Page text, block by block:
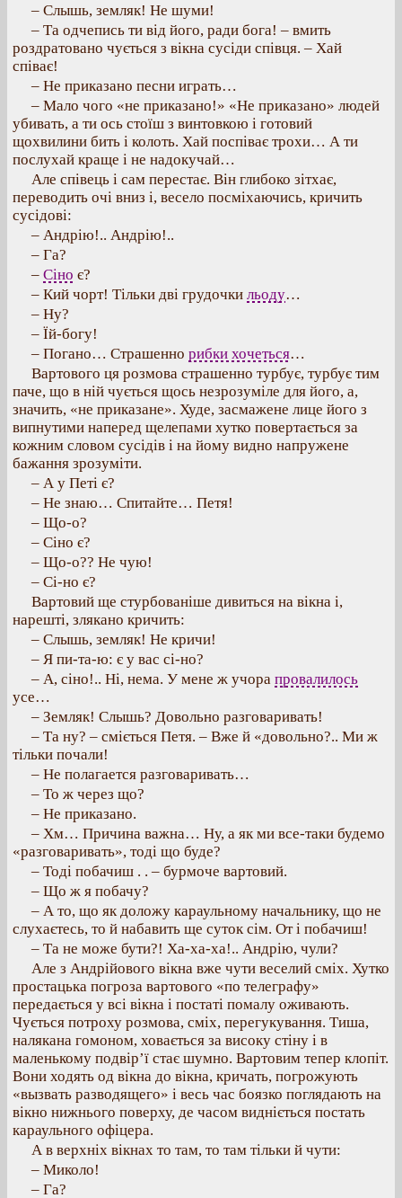
– Слышь, земляк! Не шуми!
– Та одчепись ти від його, ради бога! – вмить
роздратовано чується з вікна сусіди співця. – Хай
співає!
– Не приказано песни играть…
– Мало чого «не приказано!» «Не приказано» людей
убивать, а ти ось стоїш з винтовкою і готовий
щохвилини бить і колоть. Хай поспіває трохи… А ти
послухай краще і не надокучай…
Але співець і сам перестає. Він глибоко зітхає,
переводить очі вниз і, весело посміхаючись, кричить
сусідові:
– Андрію!.. Андрію!..
– Га?
– Сіно є?
– Кий чорт! Тільки дві грудочки льоду…
– Ну?
– Їй-богу!
– Погано… Страшенно рибки хочеться…
Вартового ця розмова страшенно турбує, турбує тим
паче, що в ній чується щось незрозуміле для його, а,
значить, «не приказане». Худе, засмажене лице його з
випнутими наперед щелепами хутко повертається за
кожним словом сусідів і на йому видно напружене
бажання зрозуміти.
– А у Петі є?
– Не знаю… Спитайте… Петя!
– Що-о?
– Сіно є?
– Що-о?? Не чую!
– Сі-но є?
Вартовий ще стурбованіше дивиться на вікна і,
нарешті, злякано кричить:
– Слышь, земляк! Не кричи!
– Я пи-та-ю: є у вас сі-но?
– А, сіно!.. Ні, нема. У мене ж учора провалилось
усе…
– Земляк! Слышь? Довольно разговаривать!
– Та ну? – сміється Петя. – Вже й «довольно?.. Ми ж
тільки почали!
– Не полагается разговаривать…
– То ж через що?
– Не приказано.
– Хм… Причина важна… Ну, а як ми все-таки будемо
«разговаривать», тоді що буде?
– Тоді побачиш . . – бурмоче вартовий.
– Що ж я побачу?
– А то, що як доложу караульному начальнику, що не
слухаєтесь, то й набавить ще суток сім. От і побачиш!
– Та не може бути?! Ха-ха-ха!.. Андрію, чули?
Але з Андрійового вікна вже чути веселий сміх. Хутко
простацька погроза вартового «по телеграфу»
передається у всі вікна і постаті помалу оживають.
Чується потроху розмова, сміх, перегукування. Тиша,
налякана гомоном, ховається за високу стіну і в
маленькому подвір’ї стає шумно. Вартовим тепер клопіт.
Вони ходять од вікна до вікна, кричать, погрожують
«вызвать разводящего» і весь час боязко поглядають на
вікно нижнього поверху, де часом видніється постать
караульного офіцера.
А в верхніх вікнах то там, то там тільки й чути:
– Миколо!
– Га?